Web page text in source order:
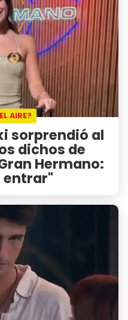
AIRE?
sorprendió al
dichos de
Hermano:
entrar"